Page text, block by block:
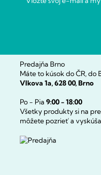
Predajňa Brno
Máte to kúsok do ČR, do
Vlkova 1a, 628 00, Brno
Po - Pia 9:00 - 18:00
Všetky produkty si na
môžete pozrieť a